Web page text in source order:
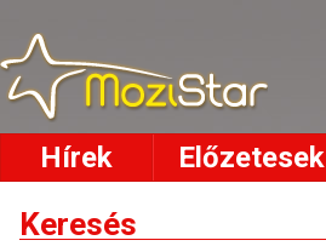
Hírek Előzetesek
Keresés